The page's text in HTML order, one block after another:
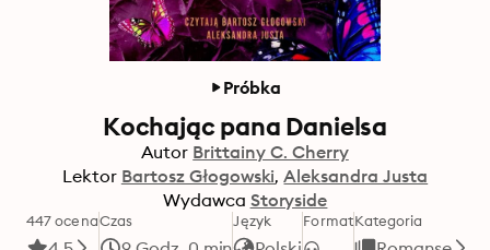
Próbka
Kochając pana Danielsa
Autor Brittainy C. Cherry
Lektor Bartosz Głogowski Aleksandra Justa
Wydawca Storyside
447 ocenaCzas Język FormatKategoria